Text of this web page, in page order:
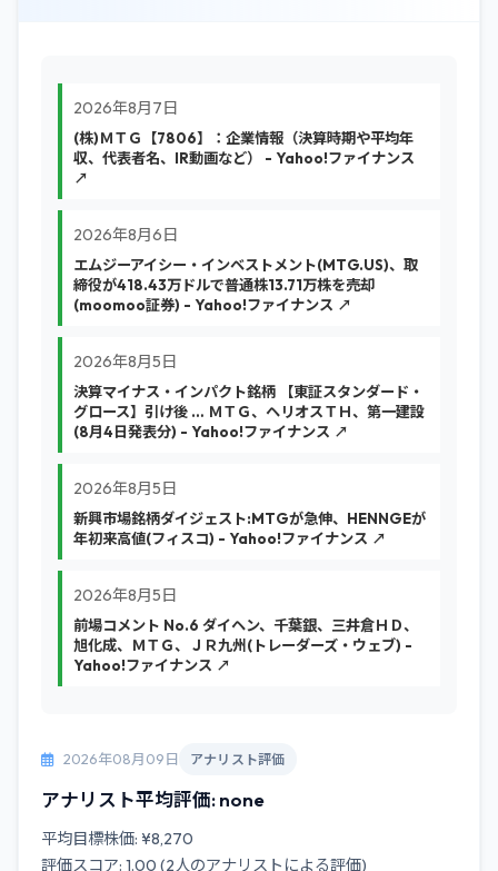
2026年8月7日
(株)ＭＴＧ【7806】：企業情報（決算時期や平均年
収、代表者名、IR動画など） - Yahoo!ファイナンス
↗
2026年8月6日
エムジーアイシー・インベストメント(MTG.US)、取
締役が418.43万ドルで普通株13.71万株を売却
(moomoo証券) - Yahoo!ファイナンス ↗
2026年8月5日
決算マイナス・インパクト銘柄 【東証スタンダード・
グロース】引け後 … ＭＴＧ、ヘリオスＴＨ、第一建設
(8月4日発表分) - Yahoo!ファイナンス ↗
2026年8月5日
新興市場銘柄ダイジェスト:MTGが急伸、HENNGEが
年初来高値(フィスコ) - Yahoo!ファイナンス ↗
2026年8月5日
前場コメント No.6 ダイヘン、千葉銀、三井倉ＨＤ、
旭化成、ＭＴＧ、ＪＲ九州(トレーダーズ・ウェブ) -
Yahoo!ファイナンス ↗
2026年08月09日 アナリスト評価
アナリスト平均評価: none
平均目標株価: ¥8,270
評価スコア: 1.00 (2人のアナリストによる評価)